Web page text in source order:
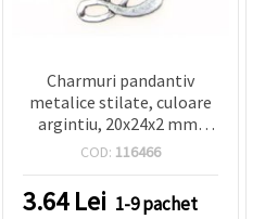
Charmuri pandantiv
metalice stilate, culoare
argintiu, 20x24x2 mm,
orificiu 3 mm – Pachet
bijuterii DIY creative
COD: 116466
3.64Lei 1-9 pachet